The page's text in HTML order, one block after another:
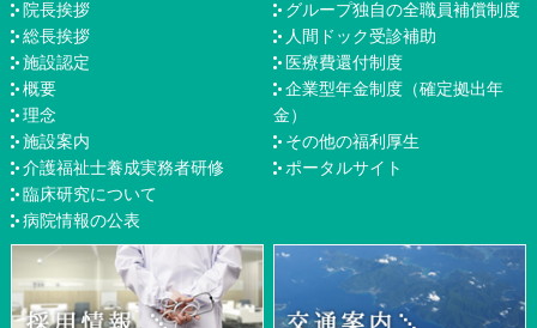
院長挨拶
総長挨拶
施設認定
概要
理念
施設案内
介護福祉士養成実務者研修
臨床研究について
病院情報の公表
グループ独自の全職員補償制度
人間ドック受診補助
医療費還付制度
企業型年金制度（確定拠出年
金）
その他の福利厚生
ポータルサイト